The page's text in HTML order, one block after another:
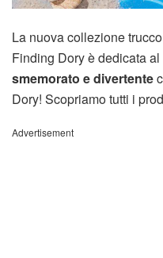
La nuova collezione
Finding Dory è dedicata al
smemorato e divertente
Dory! Scopriamo tutti i
Advertisement